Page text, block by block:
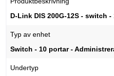
D-Link DIS 200G-12S - switch
Typ av enhet
Switch - 10 portar -
Undertyp